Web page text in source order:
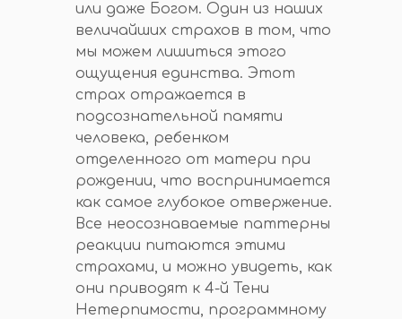
или даже Богом. Один из наших
величайших страхов в том, что
мы можем лишиться этого
ощущения единства. Этот
страх отражается в
подсознательной памяти
человека, ребенком
отделенного от матери при
рождении, что воспринимается
как самое глубокое отвержение.
Все неосознаваемые паттерны
реакции питаются этими
страхами, и можно увидеть, как
они приводят к 4-й Тени
Нетерпимости, программному